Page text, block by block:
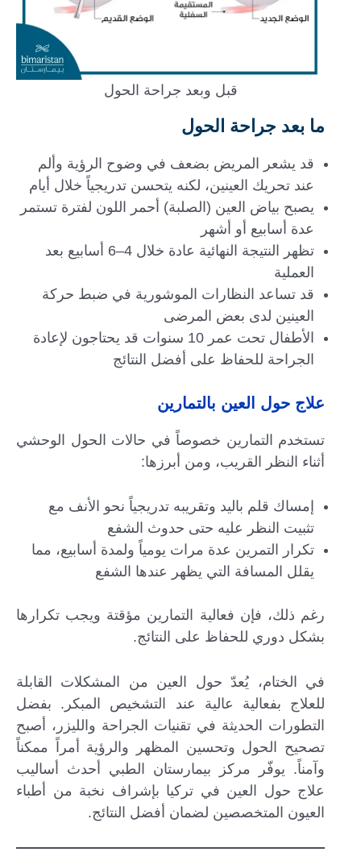
قبل وبعد جراحة الحول
ما بعد جراحة الحول
قد يشعر المريض بضعف في وضوح الرؤية وألم
عند تحريك العينين، لكنه يتحسن تدريجياً خلال أيام
يصبح بياض العين (الصلبة) أحمر اللون لفترة تستمر
عدة أسابيع أو أشهر
تظهر النتيجة النهائية عادة خلال 4–6 أسابيع بعد
العملية
قد تساعد النظارات الموشورية في ضبط حركة
العينين لدى بعض المرضى
الأطفال تحت عمر 10 سنوات قد يحتاجون لإعادة
الجراحة للحفاظ على أفضل النتائج
علاج حول العين بالتمارين
تستخدم التمارين خصوصاً في حالات الحول الوحشي
أثناء النظر القريب، ومن أبرزها:
إمساك قلم باليد وتقريبه تدريجياً نحو الأنف مع
تثبيت النظر عليه حتى حدوث الشفع
تكرار التمرين عدة مرات يومياً ولمدة أسابيع، مما
يقلل المسافة التي يظهر عندها الشفع
رغم ذلك، فإن فعالية التمارين مؤقتة ويجب تكرارها
بشكل دوري للحفاظ على النتائج.
في الختام، يُعدّ حول العين من المشكلات القابلة
للعلاج بفعالية عالية عند التشخيص المبكر. بفضل
التطورات الحديثة في تقنيات الجراحة والليزر، أصبح
تصحيح الحول وتحسين المظهر والرؤية أمراً ممكناً
وآمناً. يوفّر مركز بيمارستان الطبي أحدث أساليب
علاج حول العين في تركيا بإشراف نخبة من أطباء
العيون المتخصصين لضمان أفضل النتائج.